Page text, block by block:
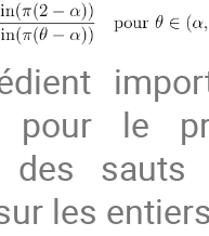
pour le
des sauts
les